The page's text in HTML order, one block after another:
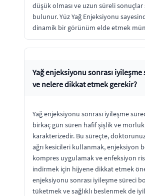
düşük olması ve uzun süreli sonuçlar
bulunur. Yüz Yağ Enjeksiyonu
dinamik bir görünüm elde etmek
Yağ enjeksiyonu sonrası iyileşme
ve nelere dikkat etmek gerekir?
Yağ enjeksiyonu sonrası iyileşme
birkaç gün süren hafif şişlik ve
karakterizedir. Bu süreçte,
ağrı kesicileri kullanmak, enjeksiyon
kompres uygulamak ve enfeksiyon
indirmek için hijyene dikkat etmek
enjeksiyonu sonrası iyileşme süreci
tüketmek ve sağlıklı beslenmek de